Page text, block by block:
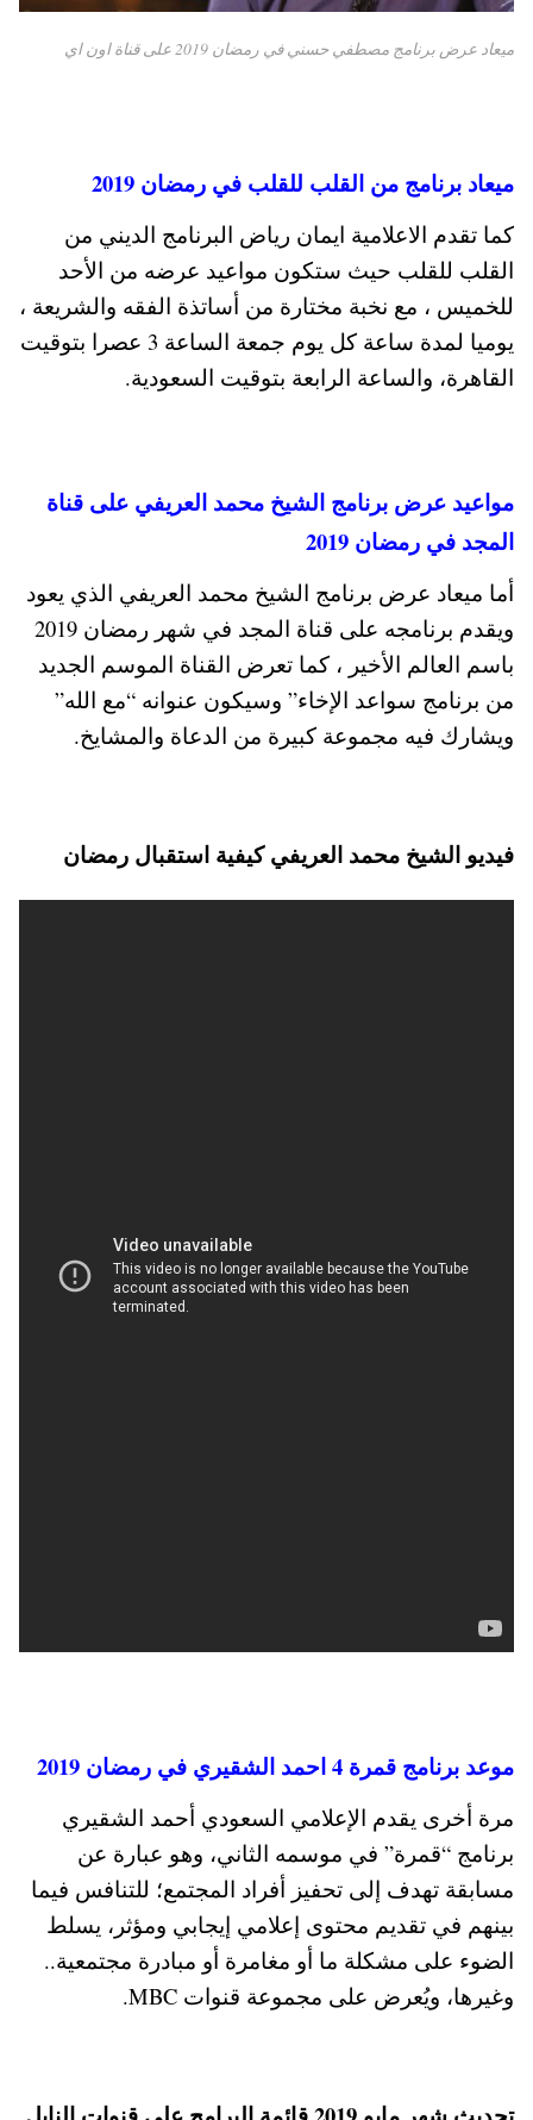
ميعاد عرض برنامج مصطفي حسني في رمضان 2019 على قناة اون اي
ميعاد برنامج من القلب للقلب في رمضان 2019
كما تقدم الاعلامية ايمان رياض البرنامج الديني من
القلب للقلب حيث ستكون مواعيد عرضه من الأحد
للخميس ، مع نخبة مختارة من أساتذة الفقه والشريعة ،
يوميا لمدة ساعة كل يوم جمعة الساعة 3 عصرا بتوقيت
القاهرة، والساعة الرابعة بتوقيت السعودية.
مواعيد عرض برنامج الشيخ محمد العريفي على قناة
المجد في رمضان 2019
أما ميعاد عرض برنامج الشيخ محمد العريفي الذي يعود
ويقدم برنامجه على قناة المجد في شهر رمضان 2019
باسم العالم الأخير ، كما تعرض القناة الموسم الجديد
من برنامج سواعد الإخاء” وسيكون عنوانه “مع الله”
ويشارك فيه مجموعة كبيرة من الدعاة والمشايخ.
فيديو الشيخ محمد العريفي كيفية استقبال رمضان
موعد برنامج قمرة 4 احمد الشقيري في رمضان 2019
مرة أخرى يقدم الإعلامي السعودي أحمد الشقيري
برنامج “قمرة” في موسمه الثاني، وهو عبارة عن
مسابقة تهدف إلى تحفيز أفراد المجتمع؛ للتنافس فيما
بينهم في تقديم محتوى إعلامي إيجابي ومؤثر، يسلط
الضوء على مشكلة ما أو مغامرة أو مبادرة مجتمعية..
وغيرها، ويُعرض على مجموعة قنوات MBC.